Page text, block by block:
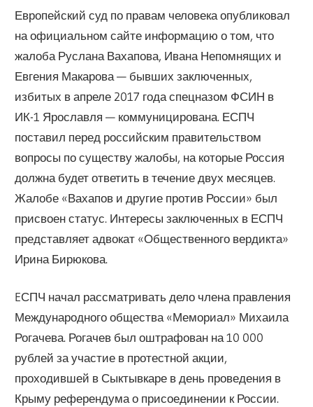
Европейский суд по правам человека опубликовал
на официальном сайте информацию о том, что
жалоба Руслана Вахапова, Ивана Непомнящих и
Евгения Макарова — бывших заключенных,
избитых в апреле 2017 года спецназом ФСИН в
ИК-1 Ярославля — коммуницирована. ЕСПЧ
поставил перед российским правительством
вопросы по существу жалобы, на которые Россия
должна будет ответить в течение двух месяцев.
Жалобе «Вахапов и другие против России» был
присвоен статус. Интересы заключенных в ЕСПЧ
представляет адвокат «Общественного вердикта»
Ирина Бирюкова.
EСПЧ начал рассматривать дело члена правления
Международного общества «Мемориал» Михаила
Рогачева. Рогачев был оштрафован на 10 000
рублей за участие в протестной акции,
проходившей в Сыктывкаре в день проведения в
Крыму референдума о присоединении к России.